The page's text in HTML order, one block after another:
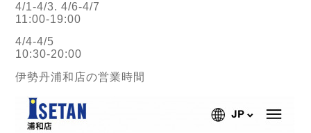
4/1-4/3. 4/6-4/7
11:00-19:00
4/4-4/5
10:30-20:00
伊勢丹浦和店の営業時間